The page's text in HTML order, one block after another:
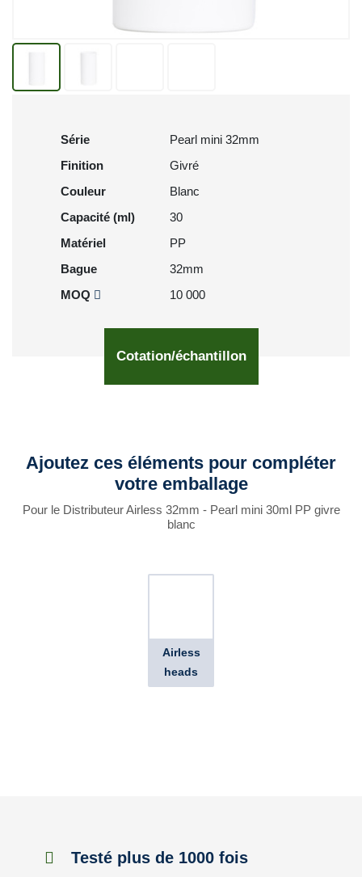
Série
Pearl mini 32mm
Finition
Givré
Couleur
Blanc
Capacité (ml)
30
Matériel
PP
Bague
32mm
MOQ
10 000
Cotation/échantillon
Ajoutez ces éléments pour compléter
votre emballage
Pour le Distributeur Airless 32mm - Pearl mini 30ml PP givre
blanc
Airless
heads
Testé plus de 1000 fois